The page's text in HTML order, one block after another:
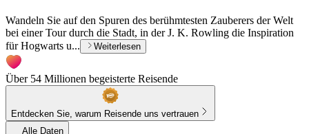
Wandeln Sie auf den Spuren des berühmtesten Zauberers der Welt
bei einer Tour durch die Stadt, in der J. K. Rowling die Inspiration
für Hogwarts u...
Weiterlesen
Über 54 Millionen begeisterte Reisende
Entdecken Sie, warum Reisende uns vertrauen
Alle Daten